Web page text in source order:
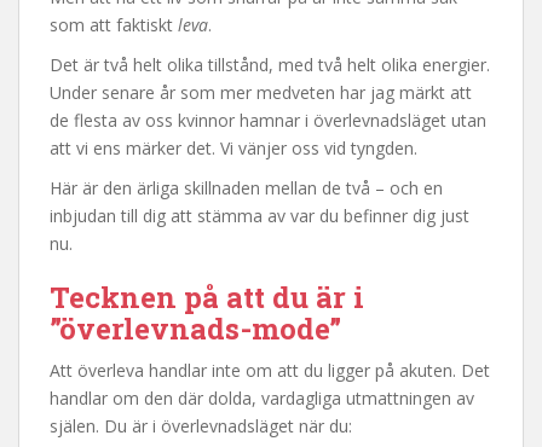
som att faktiskt leva.
Det är två helt olika tillstånd, med två helt olika energier.
Under senare år som mer medveten har jag märkt att
de flesta av oss kvinnor hamnar i överlevnadsläget utan
att vi ens märker det. Vi vänjer oss vid tyngden.
Här är den ärliga skillnaden mellan de två – och en
inbjudan till dig att stämma av var du befinner dig just
nu.
Tecknen på att du är i
”överlevnads-mode”
Att överleva handlar inte om att du ligger på akuten. Det
handlar om den där dolda, vardagliga utmattningen av
själen. Du är i överlevnadsläget när du: